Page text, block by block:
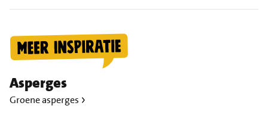
Asperges
Groene asperges